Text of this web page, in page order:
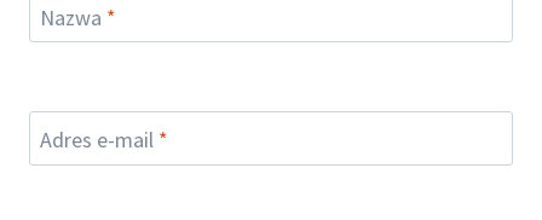
Nazwa *
Adres e-mail *